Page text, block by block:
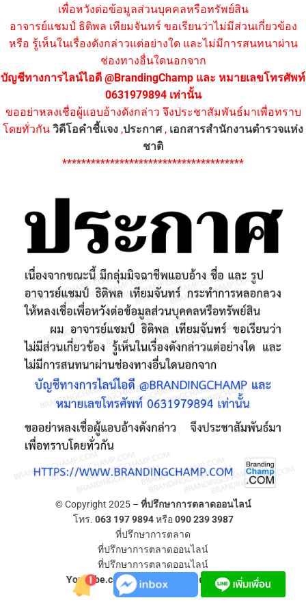
เพื่อหวังต่อข้อมูลส่วนบุคคลหรือทรัพย์สิน
อาจารย์แชมป์ ธิติพล เทียมจันทร์ ขอเรียนว่าไม่มีส่วนเกี่ยวข้อง
หรือ รู้เห็นในเรื่องดังกล่าวแต่อย่างใด และไม่มีการสนทนาผ่าน
ช่องทางอื่นใดนอกจาก
บัญชีทางการไลน์ไอดี @BrandingChamp และ หมายเลขโทรศัพท์
0631979894 เท่านั้น
ขออย่าหลงเชื่อผู้แอบอ้างดังกล่าว จึงประชาสัมพันธ์มาเพื่อทราบ
โดยทั่วกัน วิดีโอคำชี้แจง ,ประกาศ, เอกสารสำนักงานตำรวจแห่ง
ชาติ
**************************************
© Copyright 2025 – ที่ปรึกษาการตลาดออนไลน์
โทร. 063 197 9894หรือ090 239 3987
ที่ปรึกษาการตลาด
ที่ปรึกษาการตลาดออนไลน์
ที่ปรึกษาการตลาดออนไลน์
YouTube.com/ที่ปรึกษาการตลาดออนไลน์